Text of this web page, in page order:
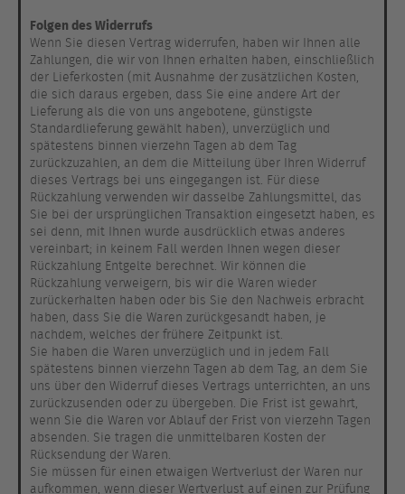
Folgen des Widerrufs
Wenn Sie diesen Vertrag widerrufen, haben wir Ihnen alle
Zahlungen, die wir von Ihnen erhalten haben, einschließlich
der Lieferkosten (mit Ausnahme der zusätzlichen Kosten,
die sich daraus ergeben, dass Sie eine andere Art der
Lieferung als die von uns angebotene, günstigste
Standardlieferung gewählt haben), unverzüglich und
spätestens binnen vierzehn Tagen ab dem Tag
zurückzuzahlen, an dem die Mitteilung über Ihren Widerruf
dieses Vertrags bei uns eingegangen ist. Für diese
Rückzahlung verwenden wir dasselbe Zahlungsmittel, das
Sie bei der ursprünglichen Transaktion eingesetzt haben, es
sei denn, mit Ihnen wurde ausdrücklich etwas anderes
vereinbart; in keinem Fall werden Ihnen wegen dieser
Rückzahlung Entgelte berechnet. Wir können die
Rückzahlung verweigern, bis wir die Waren wieder
zurückerhalten haben oder bis Sie den Nachweis erbracht
haben, dass Sie die Waren zurückgesandt haben, je
nachdem, welches der frühere Zeitpunkt ist.
Sie haben die Waren unverzüglich und in jedem Fall
spätestens binnen vierzehn Tagen ab dem Tag, an dem Sie
uns über den Widerruf dieses Vertrags unterrichten, an uns
zurückzusenden oder zu übergeben. Die Frist ist gewahrt,
wenn Sie die Waren vor Ablauf der Frist von vierzehn Tagen
absenden. Sie tragen die unmittelbaren Kosten der
Rücksendung der Waren.
Sie müssen für einen etwaigen Wertverlust der Waren nur
aufkommen, wenn dieser Wertverlust auf einen zur Prüfung